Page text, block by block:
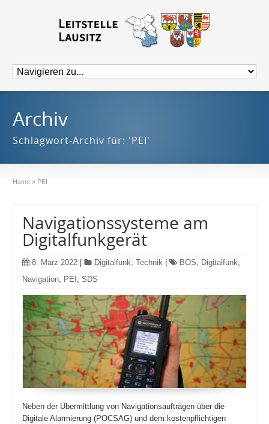
Archiv
Schlagwort-Archiv für: 'PEI'
Home » PEI
Navigationssysteme am
Digitalfunkgerät
8. März 2022 Digitalfunk,Technik BOS, Digitalfunk,
Navigation, PEI ,SDS
Neben der Übermittlung von Navigationsaufträgen über die
Digitale Alarmierung (POCSAG) und dem kostenpflichtigen